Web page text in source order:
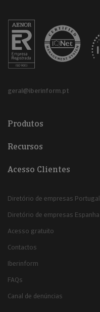
geral@iberinform.pt
Produtos
Recursos
Acesso Clientes
Diretório de empresas Portugal
Diretório de empresas Espanha
Acesso gratuito
Contactos
Iberinform
FAQs
Canal de denúncias